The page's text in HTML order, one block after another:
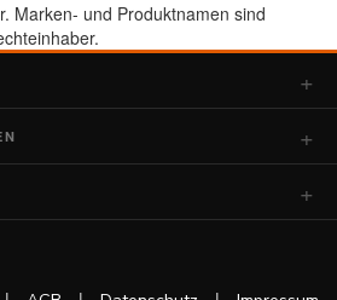
Marken- und Produktnamen sind